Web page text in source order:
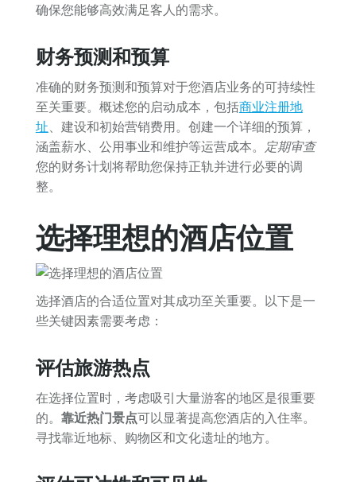
确保您能够高效满足客人的需求。
财务预测和预算
准确的财务预测和预算对于您酒店业务的可持续性
至关重要。概述您的启动成本，包括商业注册地
址、建设和初始营销费用。创建一个详细的预算，
涵盖薪水、公用事业和维护等运营成本。 定期审查
您的财务计划将帮助您保持正轨并进行必要的调
整。
选择理想的酒店位置
选择酒店的合适位置对其成功至关重要。以下是一
些关键因素需要考虑：
评估旅游热点
在选择位置时，考虑吸引大量游客的地区是很重要
的。 靠近热门景点可以显著提高您酒店的入住率。
寻找靠近地标、购物区和文化遗址的地方。